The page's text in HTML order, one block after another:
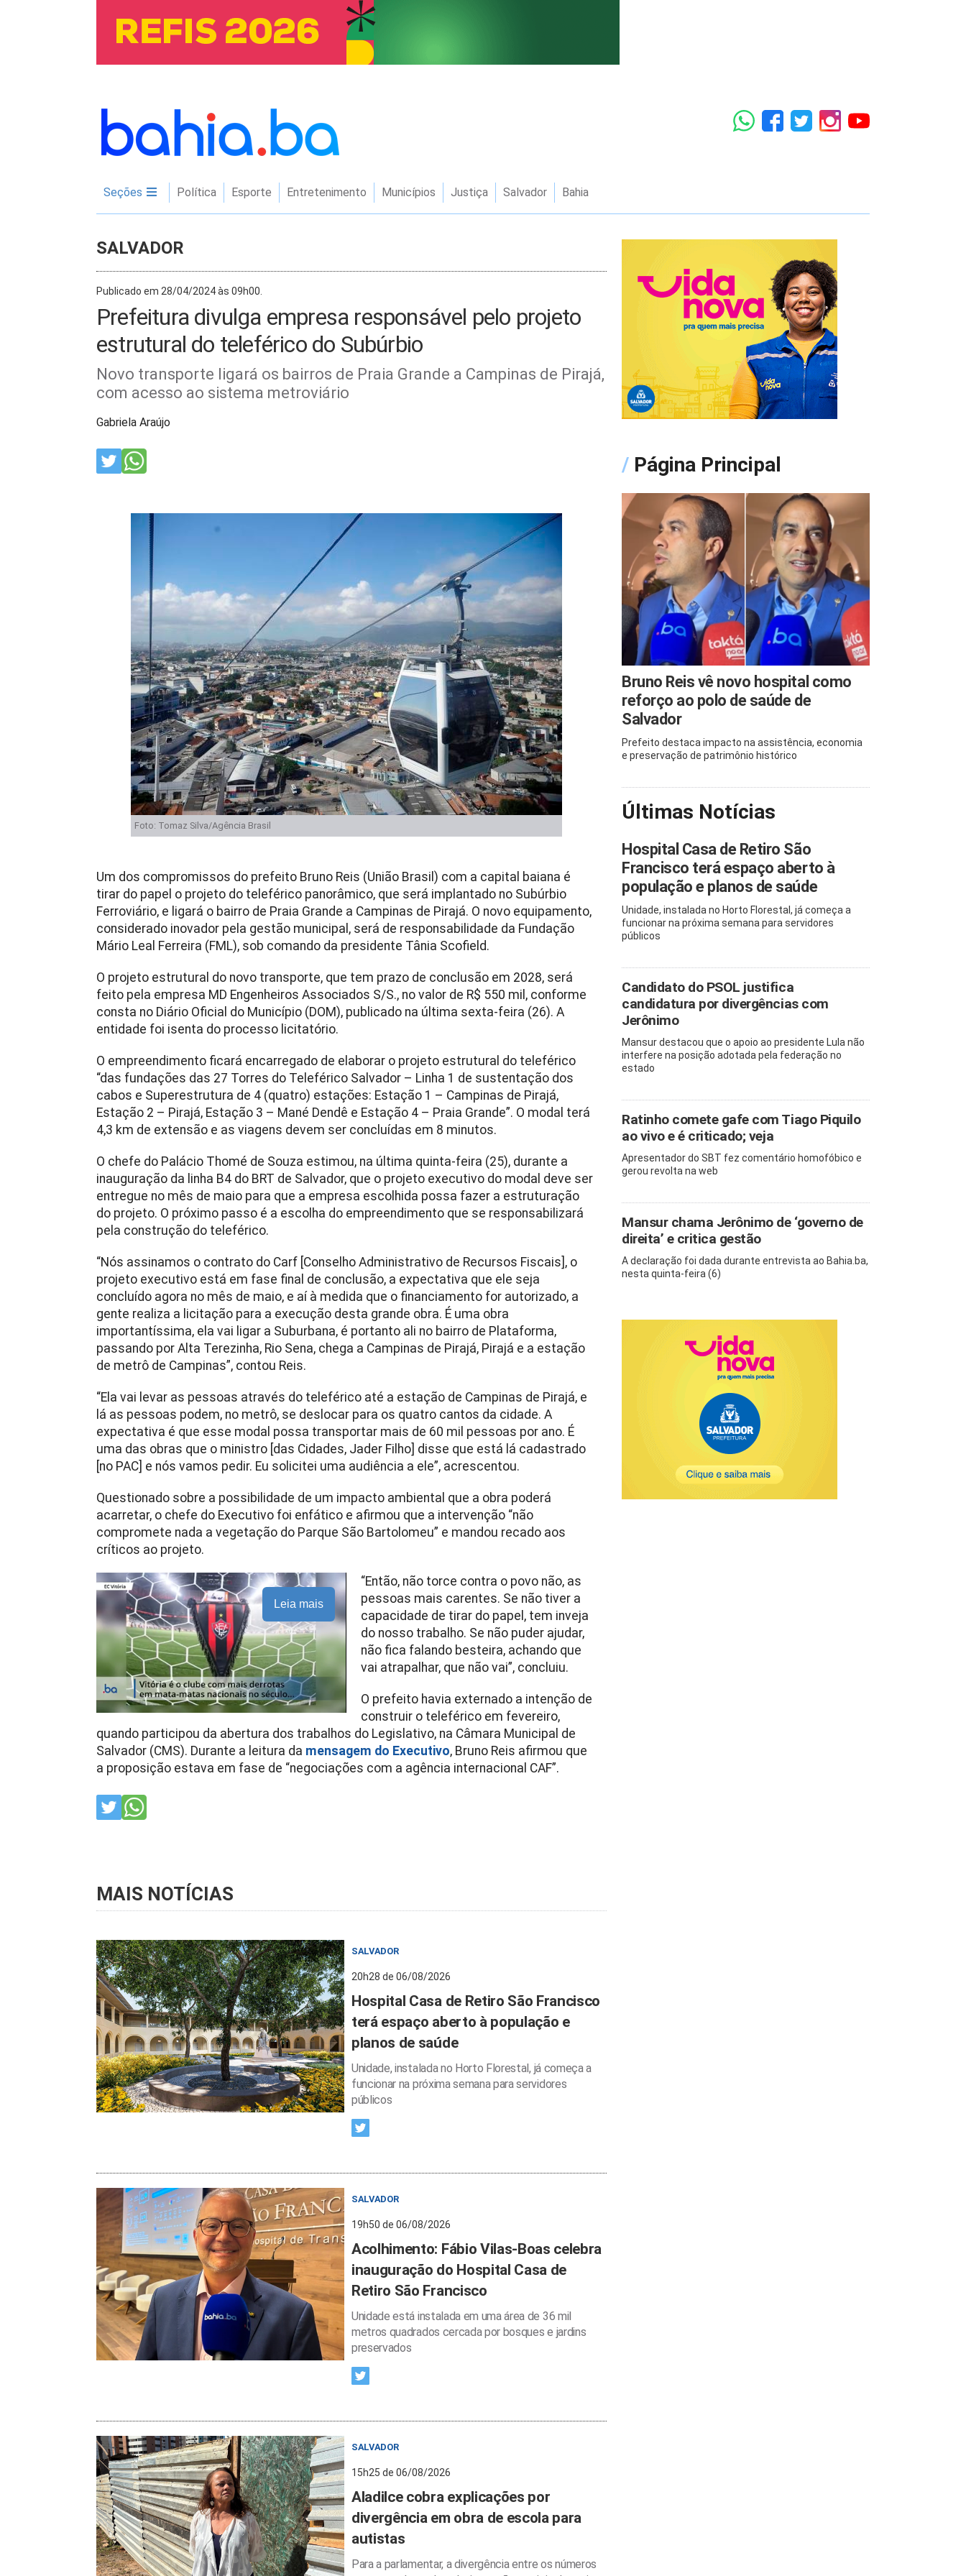
Seções Política Esporte Entretenimento Municípios Justiça Salvador Bahia
SALVADOR
Publicado em 28/04/2024 às 09h00.
Prefeitura divulga empresa responsável pelo projeto
estrutural do teleférico do Subúrbio
Novo transporte ligará os bairros de Praia Grande a Campinas de Pirajá,
com acesso ao sistema metroviário
Gabriela Araújo
Foto: Tomaz Silva/Agência Brasil
Um dos compromissos do prefeito Bruno Reis (União Brasil) com a capital baiana é
tirar do papel o projeto do teleférico panorâmico, que será implantado no Subúrbio
Ferroviário, e ligará o bairro de Praia Grande a Campinas de Pirajá. O novo equipamento,
considerado inovador pela gestão municipal, será de responsabilidade da Fundação
Mário Leal Ferreira (FML), sob comando da presidente Tânia Scofield.
O projeto estrutural do novo transporte, que tem prazo de conclusão em 2028, será
feito pela empresa MD Engenheiros Associados S/S., no valor de R$ 550 mil, conforme
consta no Diário Oficial do Município (DOM), publicado na última sexta-feira (26). A
entidade foi isenta do processo licitatório.
O empreendimento ficará encarregado de elaborar o projeto estrutural do teleférico
“das fundações das 27 Torres do Teleférico Salvador – Linha 1 de sustentação dos
cabos e Superestrutura de 4 (quatro) estações: Estação 1 – Campinas de Pirajá,
Estação 2 – Pirajá, Estação 3 – Mané Dendê e Estação 4 – Praia Grande”. O modal terá
4,3 km de extensão e as viagens devem ser concluídas em 8 minutos.
O chefe do Palácio Thomé de Souza estimou, na última quinta-feira (25), durante a
inauguração da linha B4 do BRT de Salvador, que o projeto executivo do modal deve ser
entregue no mês de maio para que a empresa escolhida possa fazer a estruturação
do projeto. O próximo passo é a escolha do empreendimento que se responsabilizará
pela construção do teleférico.
“Nós assinamos o contrato do Carf [Conselho Administrativo de Recursos Fiscais], o
projeto executivo está em fase final de conclusão, a expectativa que ele seja
concluído agora no mês de maio, e aí à medida que o financiamento for autorizado, a
gente realiza a licitação para a execução desta grande obra. É uma obra
importantíssima, ela vai ligar a Suburbana, é portanto ali no bairro de Plataforma,
passando por Alta Terezinha, Rio Sena, chega a Campinas de Pirajá, Pirajá e a estação
de metrô de Campinas”, contou Reis.
“Ela vai levar as pessoas através do teleférico até a estação de Campinas de Pirajá, e
lá as pessoas podem, no metrô, se deslocar para os quatro cantos da cidade. A
expectativa é que esse modal possa transportar mais de 60 mil pessoas por ano. É
uma das obras que o ministro [das Cidades, Jader Filho] disse que está lá cadastrado
[no PAC] e nós vamos pedir. Eu solicitei uma audiência a ele”, acrescentou.
Questionado sobre a possibilidade de um impacto ambiental que a obra poderá
acarretar, o chefe do Executivo foi enfático e afirmou que a intervenção “não
compromete nada a vegetação do Parque São Bartolomeu” e mandou recado aos
críticos ao projeto.
Leia mais
“Então, não torce contra o povo não, as
pessoas mais carentes. Se não tiver a
capacidade de tirar do papel, tem inveja
do nosso trabalho. Se não puder ajudar,
não fica falando besteira, achando que
vai atrapalhar, que não vai”, concluiu.
O prefeito havia externado a intenção de
construir o teleférico em fevereiro,
quando participou da abertura dos trabalhos do Legislativo, na Câmara Municipal de
Salvador (CMS). Durante a leitura da mensagem do Executivo, Bruno Reis afirmou que
a proposição estava em fase de “negociações com a agência internacional CAF”.
MAIS NOTÍCIAS
SALVADOR
20h28 de 06/08/2026
Hospital Casa de Retiro São Francisco
terá espaço aberto à população e
planos de saúde
Unidade, instalada no Horto Florestal, já começa a
funcionar na próxima semana para servidores
públicos
SALVADOR
19h50 de 06/08/2026
Acolhimento: Fábio Vilas-Boas celebra
inauguração do Hospital Casa de
Retiro São Francisco
Unidade está instalada em uma área de 36 mil
metros quadrados cercada por bosques e jardins
preservados
SALVADOR
15h25 de 06/08/2026
Aladilce cobra explicações por
divergência em obra de escola para
autistas
Para a parlamentar, a divergência entre os números
/ Página Principal
Bruno Reis vê novo hospital como
reforço ao polo de saúde de
Salvador
Prefeito destaca impacto na assistência, economia
e preservação de patrimônio histórico
Últimas Notícias
Hospital Casa de Retiro São
Francisco terá espaço aberto à
população e planos de saúde
Unidade, instalada no Horto Florestal, já começa a
funcionar na próxima semana para servidores
públicos
Candidato do PSOL justifica
candidatura por divergências com
Jerônimo
Mansur destacou que o apoio ao presidente Lula não
interfere na posição adotada pela federação no
estado
Ratinho comete gafe com Tiago Piquilo
ao vivo e é criticado; veja
Apresentador do SBT fez comentário homofóbico e
gerou revolta na web
Mansur chama Jerônimo de ‘governo de
direita’ e critica gestão
A declaração foi dada durante entrevista ao Bahia.ba,
nesta quinta-feira (6)